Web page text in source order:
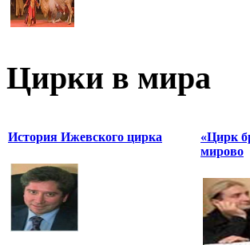
Цирки в мира
История Ижевского цирка
«Цирк
мирово